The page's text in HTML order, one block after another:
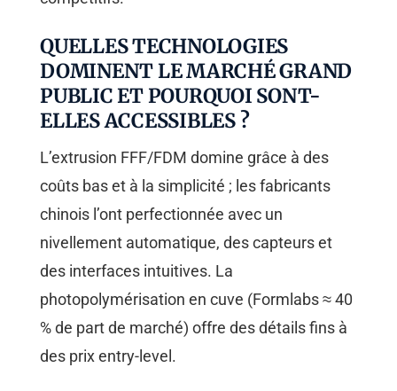
QUELLES TECHNOLOGIES
DOMINENT LE MARCHÉ GRAND
PUBLIC ET POURQUOI SONT-
ELLES ACCESSIBLES ?
L’extrusion FFF/FDM domine grâce à des
coûts bas et à la simplicité ; les fabricants
chinois l’ont perfectionnée avec un
nivellement automatique, des capteurs et
des interfaces intuitives. La
photopolymérisation en cuve (Formlabs ≈ 40
% de part de marché) offre des détails fins à
des prix entry-level.